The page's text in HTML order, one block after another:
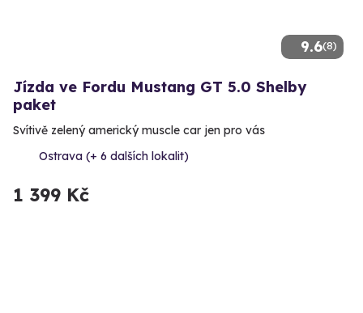
9.6(8)
Jízda ve Fordu Mustang GT 5.0 Shelby
paket
Svítivě zelený americký muscle car jen pro vás
Ostrava (+ 6 dalších lokalit)
1 399 Kč